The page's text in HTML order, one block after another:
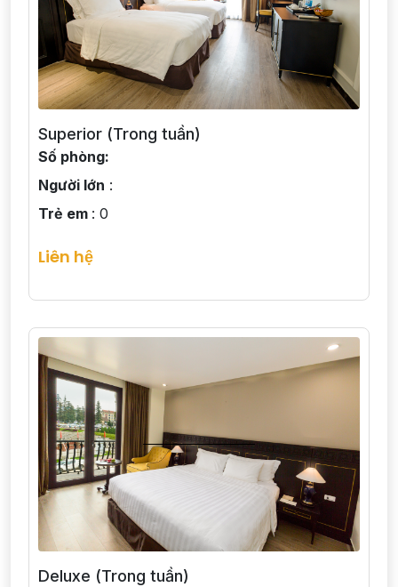
Superior (Trong tuần)
Số phòng:
Người lớn :
Trẻ em : 0
Liên hệ
Deluxe (Trong tuần)